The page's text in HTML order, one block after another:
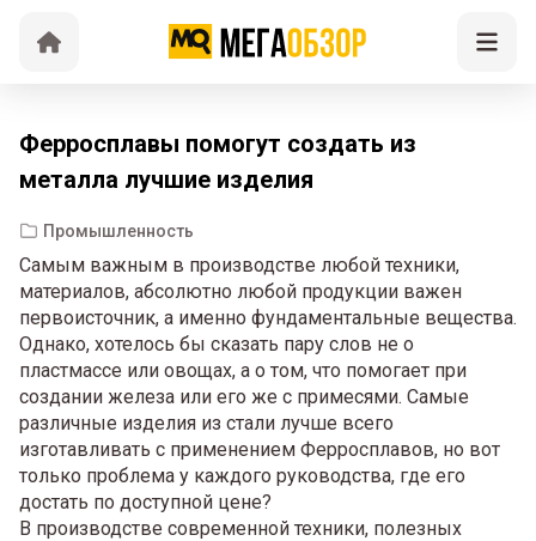
Ферросплавы помогут создать из
металла лучшие изделия
Промышленность
Самым важным в производстве любой техники,
материалов, абсолютно любой продукции важен
первоисточник, а именно фундаментальные вещества.
Однако, хотелось бы сказать пару слов не о
пластмассе или овощах, а о том, что помогает при
создании железа или его же с примесями. Самые
различные изделия из стали лучше всего
изготавливать с применением Ферросплавов, но вот
только проблема у каждого руководства, где его
достать по доступной цене?
В производстве современной техники, полезных